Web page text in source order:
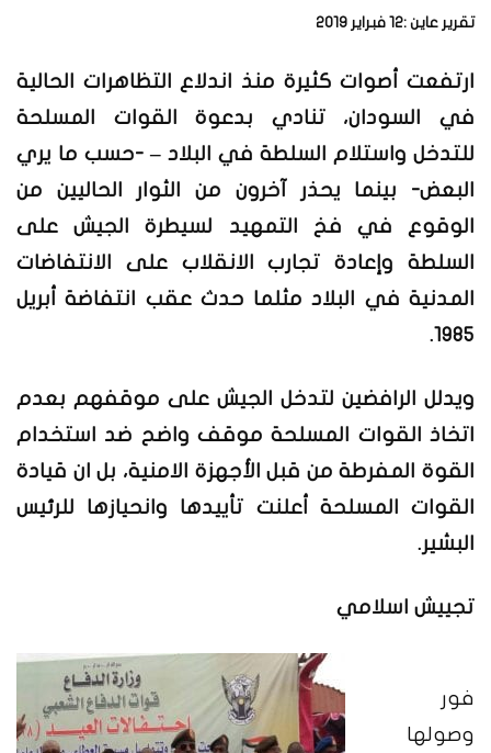
تقرير عاين :12 فبراير 2019
ارتفعت أصوات كثيرة منذ اندلاع التظاهرات الحالية
في السودان، تنادي بدعوة القوات المسلحة
للتدخل واستلام السلطة في البلاد – -حسب ما يري
البعض- بينما يحذر آخرون من الثوار الحاليين من
الوقوع في فخ التمهيد لسيطرة الجيش على
السلطة وإعادة تجارب الانقلاب على الانتفاضات
المدنية في البلاد مثلما حدث عقب انتفاضة أبريل
1985.
ويدلل الرافضين لتدخل الجيش على موقفهم بعدم
اتخاذ القوات المسلحة موقف واضح ضد استخدام
القوة المفرطة من قبل الأجهزة الامنية، بل ان قيادة
القوات المسلحة أعلنت تأييدها وانحيازها للرئيس
البشير.
تجييش اسلامي
فور
وصولها